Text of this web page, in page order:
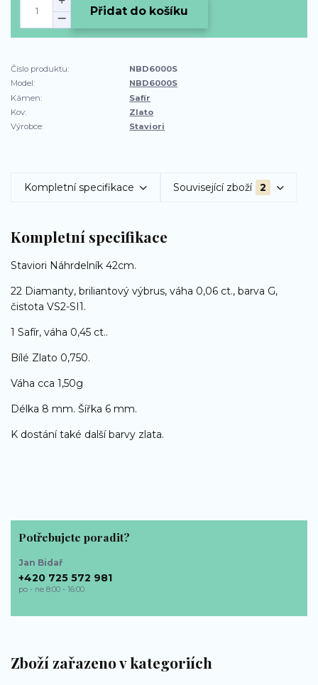
Přidat do košíku
Číslo produktu:
NBD6000S
Model:
NBD6000S
Kámen:
Safír
Kov:
Zlato
Výrobce:
Staviori
Kompletní specifikace Související zboží 2
Kompletní specifikace
Staviori Náhrdelník 42cm.
22 Diamanty, briliantový výbrus, váha 0,06 ct., barva G,
čistota VS2-SI1.
1 Safír, váha 0,45 ct..
Bílé Zlato 0,750.
Váha cca 1,50g
Délka 8 mm. Šířka 6 mm.
K dostání také další barvy zlata.
Zboží zařazeno v kategoriích
Potřebujete poradit?
Jan Bidař
+420 725 572 981
po - ne 8:00 - 16:00